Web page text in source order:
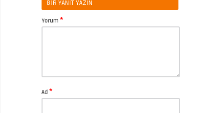
BIR YANIT YAZIN
Yorum *
Ad *